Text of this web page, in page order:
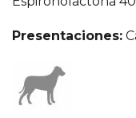
Presentaciones: